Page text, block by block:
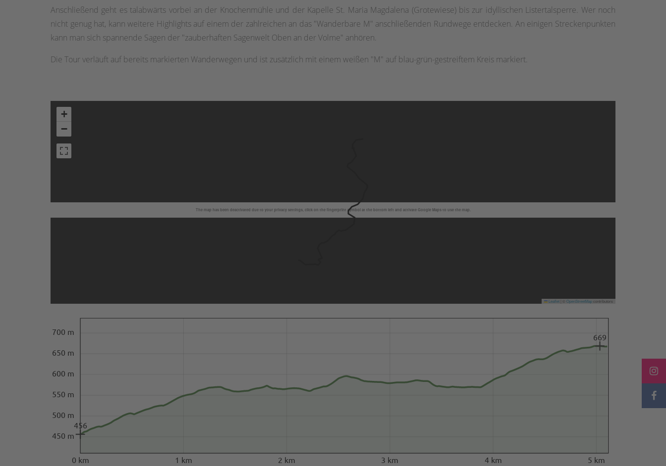
Anschließend geht es talabwärts vorbei an der Knochenmühle und der Kapelle St. Maria Magdalena (Grotewiese) bis zur idyllischen Listertalsperre. Wer noch
nicht genug hat, kann weitere Highlights auf einem der zahlreichen an das "Wanderbare M" anschließenden Rundwege entdecken. An einigen Streckenpunkten
kann man sich spannende Sagen der "zauberhaften Sagenwelt Oben an der Volme" anhören.
Die Tour verläuft auf bereits markierten Wanderwegen und ist zusätzlich mit einem weißen "M" auf blau-grün-gestreiftem Kreis markiert.
The map has been deactivated due to your privacy settings, click on the fingerprint symbol at the bottom left and activate Google Maps to use the map.
+
−
Leaflet OpenStreetMapcontributors
0 km 1 km 2 km 3 km 4 km 5 km
450 m
500 m
550 m
600 m
650 m
700 m
456
669